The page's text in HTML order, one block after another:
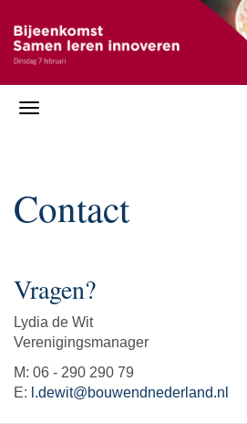
Contact
Vragen?
Lydia de Wit
Verenigingsmanager
M: 06 - 290 290 79
E: l.dewit@bouwendnederland.nl